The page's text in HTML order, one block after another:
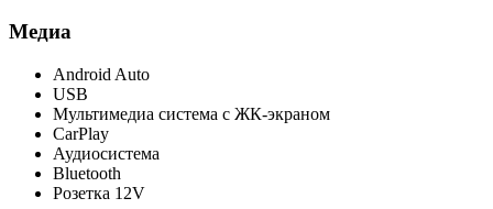
Медиа
Android Auto
USB
Мультимедиа система с ЖК-экраном
CarPlay
Аудиосистема
Bluetooth
Розетка 12V